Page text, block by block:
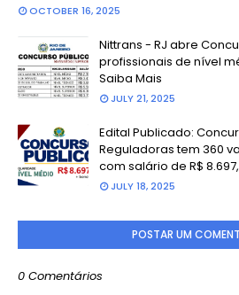
OCTOBER 16, 2025
Nittrans - RJ abre
profissionais de nível
Saiba Mais
JULY 21, 2025
Edital Publicado:
Reguladoras tem 360
com salário de R$
JULY 18, 2025
POSTAR UM
0 Comentários